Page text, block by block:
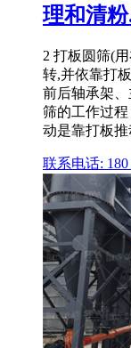
理和清
2 打板圆筛(
转,并依靠打
前后轴承架
筛的工作过
动是靠打板推
联系电话: 180